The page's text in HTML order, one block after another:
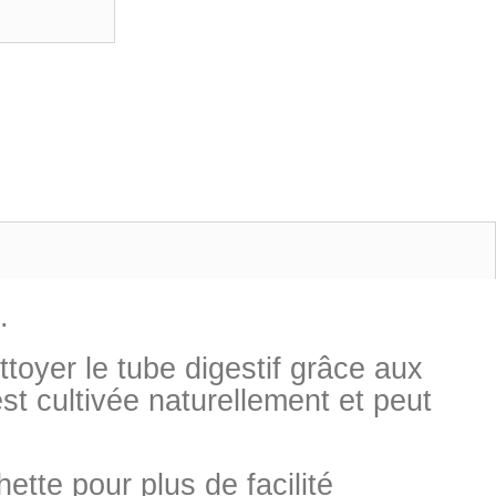
le tube digestif grâce aux
cultivée naturellement et peut
pour plus de facilité